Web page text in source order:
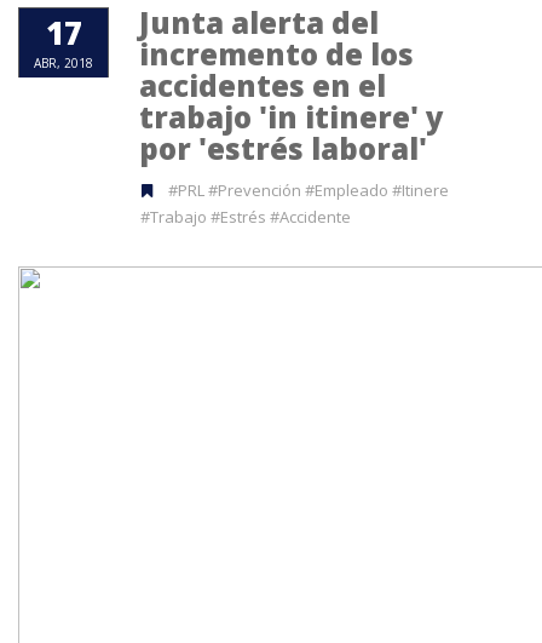
17
ABR, 2018
Junta alerta del
incremento de los
accidentes en el
trabajo 'in itinere' y
por 'estrés laboral'
#PRL #Prevención #Empleado #Itinere
#Trabajo #Estrés #Accidente